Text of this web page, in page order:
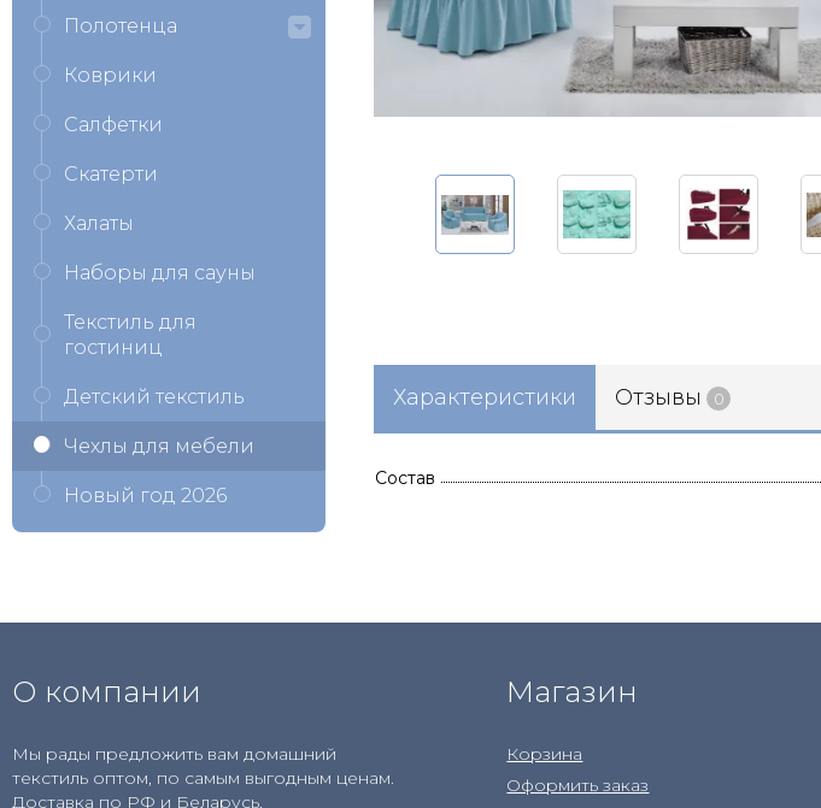
Характеристики Отзывы 0
Состав
Полотенца
Коврики
Салфетки
Скатерти
Халаты
Наборы для сауны
Текстиль для
гостиниц
Детский текстиль
Чехлы для мебели
Новый год 2026
О компании
Мы рады предложить вам домашний
текстиль оптом, по самым выгодным ценам.
Доставка по РФ и Беларусь.
Магазин
Корзина
Оформить заказ